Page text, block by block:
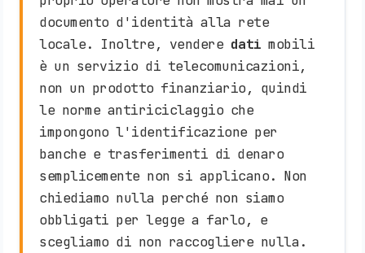
documento d'identità alla rete
locale. Inoltre, vendere dati mobili
è un servizio di telecomunicazioni,
non un prodotto finanziario, quindi
le norme antiriciclaggio che
impongono l'identificazione per
banche e trasferimenti di denaro
semplicemente non si applicano. Non
chiediamo nulla perché non siamo
obbligati per legge a farlo, e
scegliamo di non raccogliere nulla.